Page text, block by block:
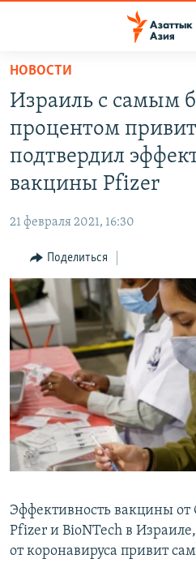
Вернуться
основному
содержанию
Вернутся
главной
Вернутся
поиску
КАЗАХСТАН
НОВОСТИ
ВОЙНА В УКРАИНЕ
НА ДРУГИХ ЯЗЫКАХ
КЫРГЫЗЧА
ЎЗБЕКЧА
ТОҶИКӢ
TÜRKMENÇE
ПОДПИШИТЕСЬ НА НАС В СОЦСЕТЯХ
Все сайты РСЕ/РС
НОВОСТИ
Израиль с самым
процентом
подтвердил
вакцины Pfizer
21 февраля 2021, 16:30
Поделиться
Эффективность вакцины от
Pfizer и BioNTech в
от коронавируса привит